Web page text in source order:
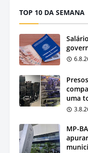
TOP 10 DA SEMANA
uma
MP-